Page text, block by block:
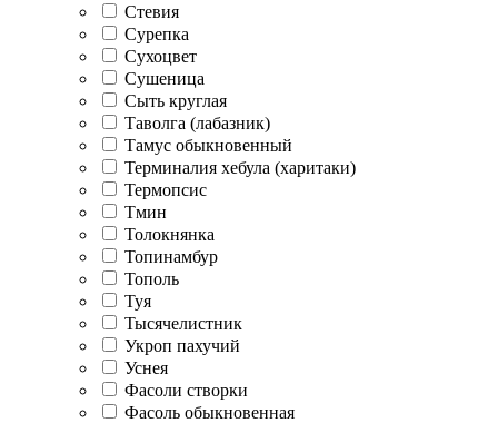
Стевия
Сурепка
Сухоцвет
Сушеница
Сыть круглая
Таволга (лабазник)
Тамус обыкновенный
Терминалия хебула (харитаки)
Термопсис
Тмин
Толокнянка
Топинамбур
Тополь
Туя
Тысячелистник
Укроп пахучий
Уснея
Фасоли створки
Фасоль обыкновенная